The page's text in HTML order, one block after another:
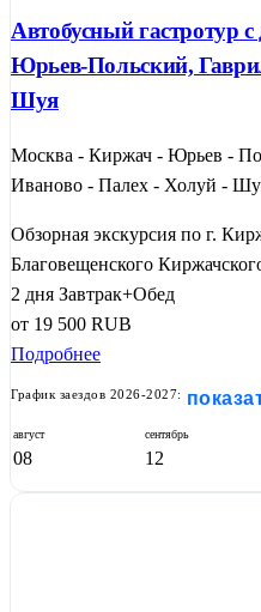
Автобусный гастротур
Юрьев-Польский,
Шуя
Москва - Киржач - Юрьев -
Иваново - Палех - Холуй -
Обзорная экскурсия по г.
Благовещенского
2 дня Завтрак+Обед
от 19 500 RUB
Подробнее
График заездов 2026-2027:
август
08
сентябрь
12